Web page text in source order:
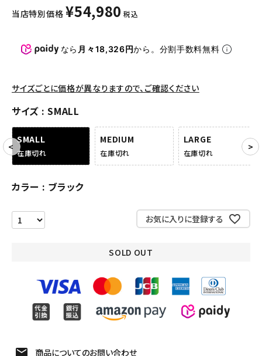
アクセサリー
COLLABORATION BRAND
CONTENTS
ACCOUNT MENU
ようこそ ゲスト 様
meeting_room
当店特別価格 ¥54,980 税込
なら 月々18,326円から。分割手数料無料
サイズごとに価格が異なりますので、ご確認ください
サイズ SMALL
SMALL
在庫切れ
MEDIUM
在庫切れ
LARGE
在庫切れ
カラー ブラック
お気に入りに登録する
SOLD OUT
商品についてのお問い合わせ